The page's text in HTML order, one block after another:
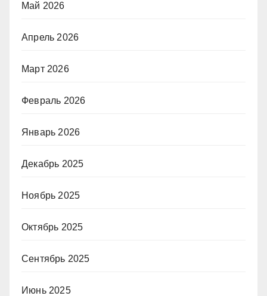
Май 2026
Апрель 2026
Март 2026
Февраль 2026
Январь 2026
Декабрь 2025
Ноябрь 2025
Октябрь 2025
Сентябрь 2025
Июнь 2025